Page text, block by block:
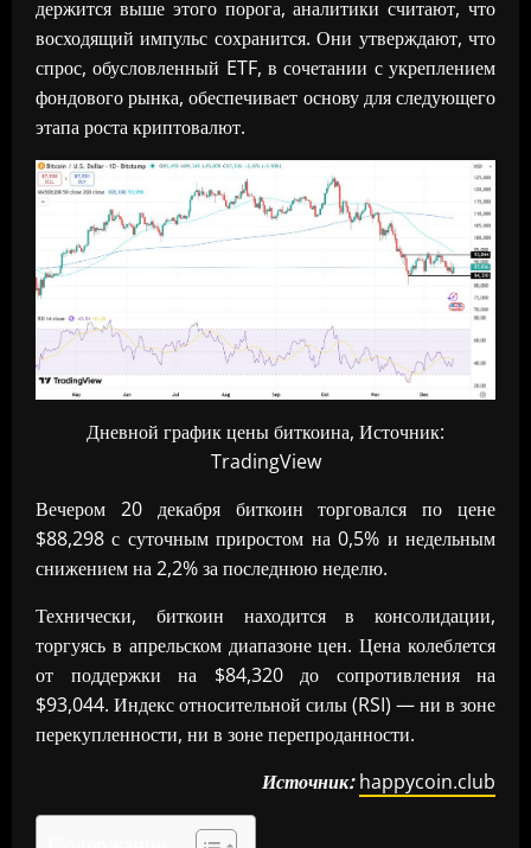
держится выше этого порога, аналитики считают, что
восходящий импульс сохранится. Они утверждают, что
спрос, обусловленный ETF, в сочетании с укреплением
фондового рынка, обеспечивает основу для следующего
этапа роста криптовалют.
Дневной график цены биткоина, Источник:
TradingView
Вечером 20 декабря биткоин торговался по цене
$88,298 с суточным приростом на 0,5% и недельным
снижением на 2,2% за последнюю неделю.
Технически, биткоин находится в консолидации,
торгуясь в апрельском диапазоне цен. Цена колеблется
от поддержки на $84,320 до сопротивления на
$93,044. Индекс относительной силы (RSI) — ни в зоне
перекупленности, ни в зоне перепроданности.
Источник: happycoin.club